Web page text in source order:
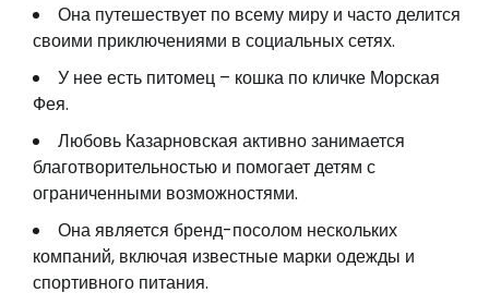
Она путешествует по всему миру и часто делится
своими приключениями в социальных сетях.
У нее есть питомец – кошка по кличке Морская
Фея.
Любовь Казарновская активно занимается
благотворительностью и помогает детям с
ограниченными возможностями.
Она является бренд-посолом нескольких
компаний, включая известные марки одежды и
спортивного питания.